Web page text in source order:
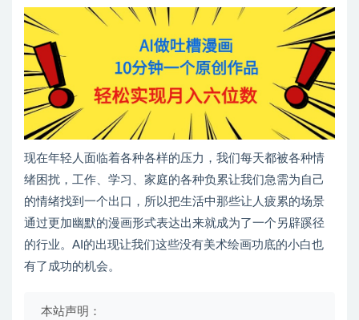
现在年轻人面临着各种各样的压力，我们每天都被各种情
绪困扰，工作、学习、家庭的各种负累让我们急需为自己
的情绪找到一个出口，所以把生活中那些让人疲累的场景
通过更加幽默的漫画形式表达出来就成为了一个另辟蹊径
的行业。AI的出现让我们这些没有美术绘画功底的小白也
有了成功的机会。
本站声明：